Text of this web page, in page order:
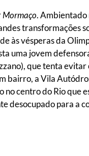
Mormaço. Ambientado
transformações
às vésperas da
uma jovem
que tenta evitar
bairro, a Vila
no centro do Rio que
desocupado para a